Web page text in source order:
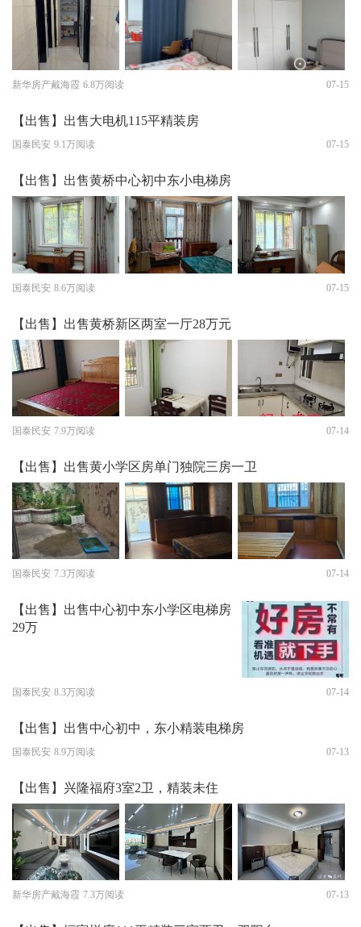
新华房产戴海霞 6.8万阅读 07-15
【出售】出售大电机115平精装房
国泰民安 9.1万阅读 07-15
【出售】出售黄桥中心初中东小电梯房
国泰民安 8.6万阅读 07-15
【出售】出售黄桥新区两室一厅28万元
国泰民安 7.9万阅读 07-14
【出售】出售黄小学区房单门独院三房一卫
国泰民安 7.3万阅读 07-14
【出售】出售中心初中东小学区电梯房
29万
国泰民安 8.3万阅读 07-14
【出售】出售中心初中，东小精装电梯房
国泰民安 8.9万阅读 07-13
【出售】兴隆福府3室2卫，精装未住
新华房产戴海霞 7.3万阅读 07-13